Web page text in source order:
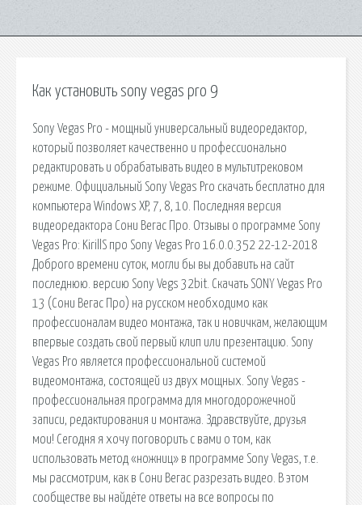
Как установить sony vegas pro 9
Sony Vegas Pro - мощный универсальный видеоредактор,
который позволяет качественно и профессионально
редактировать и обрабатывать видео в мультитрековом
режиме. Официальный Sony Vegas Pro скачать бесплатно для
компьютера Windows XP, 7, 8, 10. Последняя версия
видеоредактора Сони Вегас Про. Отзывы о программе Sony
Vegas Pro: KirillS про Sony Vegas Pro 16.0.0.352 22-12-2018
Доброго времени суток, могли бы вы добавить на сайт
последнюю. версию Sony Vegs 32bit. Скачать SONY Vegas Pro
13 (Сони Вегас Про) на русском необходимо как
профессионалам видео монтажа, так и новичкам, желающим
впервые создать свой первый клип или презентацию. Sony
Vegas Pro является профессиональной системой
видеомонтажа, состоящей из двух мощных. Sony Vegas -
профессиональная программа для многодорожечной
записи, редактирования и монтажа. Здравствуйте, друзья
мои! Сегодня я хочу поговорить с вами о том, как
использовать метод «ножниц» в программе Sony Vegas, т.е.
мы рассмотрим, как в Сони Вегас разрезать видео. В этом
сообществе вы найдёте ответы на все вопросы по